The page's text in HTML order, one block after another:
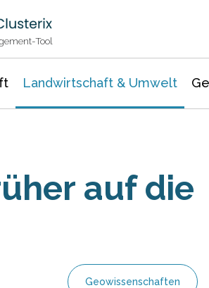
Tool
Landwirtschaft & Umwelt
auf die
Geowissenschaften